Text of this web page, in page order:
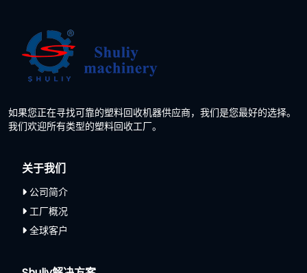
如果您正在寻找可靠的塑料回收机器供应商，我们是您最好的选择。
我们欢迎所有类型的塑料回收工厂。
关于我们
公司简介
工厂概况
全球客户